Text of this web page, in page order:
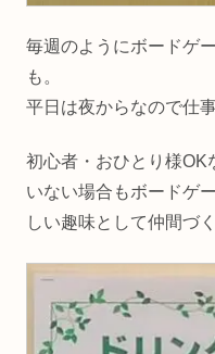
毎週のようにボードゲ
も。
平日は夜からなので仕
初心者・おひとり様OK
いない場合もボードゲ
しい趣味として仲間づ